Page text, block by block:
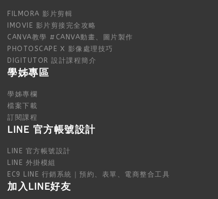
FILMORA 影片剪輯
IMOVIE 影片剪接完全攻略
CANVA教學 #CANVA動畫、圖片製作
PHOTOSCAPE X 影像處理技巧
DIGITUTOR 設計課程簡介
學姊專區
學姊專欄
檔案下載
訂閱課程
LINE 官方帳號設計
LINE 官方帳號設計
LINE 外掛模組
EC9 LINE 行銷系統｜預約、表單、電商整合工具
加入LINE好友